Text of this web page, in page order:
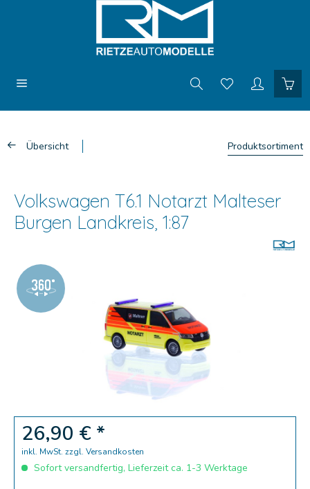
Übersicht Produktsortiment
Volkswagen T6.1 Notarzt Malteser
Burgen Landkreis, 1:87
26,90 € *
inkl. MwSt. zzgl. Versandkosten
Sofort versandfertig, Lieferzeit ca. 1-3 Werktage